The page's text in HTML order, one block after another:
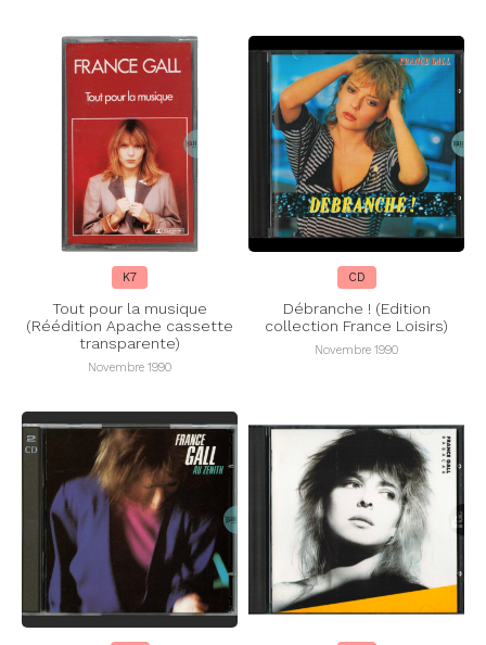
K7
Tout pour la musique
(Réédition Apache cassette
transparente)
Novembre 1990
CD
Débranche ! (Edition
collection France Loisirs)
Novembre 1990